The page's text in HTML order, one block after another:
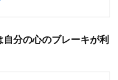
分の心のブレーキが利